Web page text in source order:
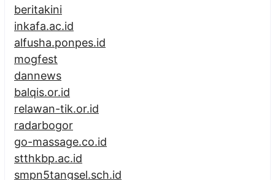
beritakini
inkafa.ac.id
alfusha.ponpes.id
mogfest
dannews
balqis.or.id
relawan-tik.or.id
radarbogor
go-massage.co.id
stthkbp.ac.id
smpn5tangsel.sch.id